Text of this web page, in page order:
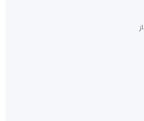
ملی مسکن